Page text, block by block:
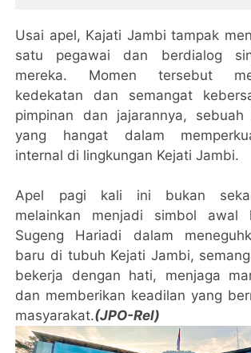
Usai apel, Kajati Jambi tampak
satu pegawai dan berdialog
mereka. Momen tersebut
kedekatan dan semangat
pimpinan dan jajarannya,
yang hangat dalam
internal di lingkungan Kejati Jambi.
Apel pagi kali ini bukan
melainkan menjadi simbol awal
Sugeng Hariadi dalam
baru di tubuh Kejati Jambi,
bekerja dengan hati, menjaga
dan memberikan keadilan yang
masyarakat.(JPO-Rel)